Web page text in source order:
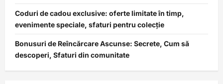
Coduri de cadou exclusive: oferte limitate în timp,
evenimente speciale, sfaturi pentru colecție
Bonusuri de Reîncărcare Ascunse: Secrete, Cum să
descoperi, Sfaturi din comunitate